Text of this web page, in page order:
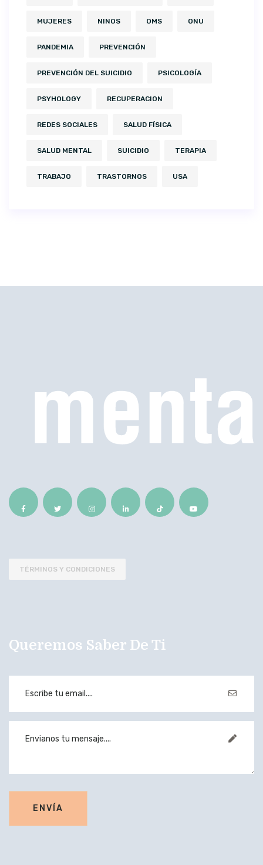
MUJERES NINOS OMS ONU
PANDEMIA PREVENCIÓN
PREVENCIÓN DEL SUICIDIO PSICOLOGÍA
PSYHOLOGY RECUPERACION
REDES SOCIALES SALUD FÍSICA
SALUD MENTAL SUICIDIO TERAPIA
TRABAJO TRASTORNOS USA
TÉRMINOS Y CONDICIONES
Queremos Saber De Ti